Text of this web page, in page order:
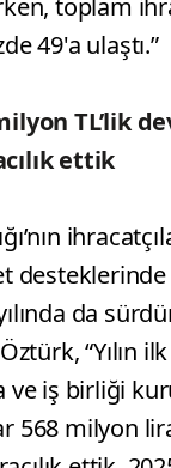
49'a ulaştı.”
TL’lik
ettik
desteklerinde
da
“Yılın ilk
ve iş birliği
568 milyon